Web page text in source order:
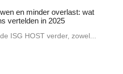
en minder overlast: wat
vertelden in 2025
ISG HOST verder, zowel...